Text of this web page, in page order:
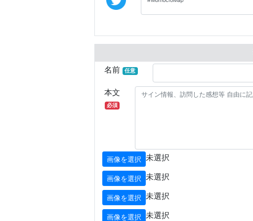
名前
任意
本文
必須
画像を選択 未選択
画像を選択 未選択
画像を選択 未選択
画像を選択 未選択